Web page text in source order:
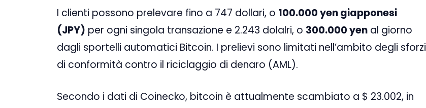
I clienti possono prelevare fino a 747 dollari, o 100.000 yen giapponesi
(JPY) per ogni singola transazione e 2.243 dolalri, o 300.000 yen al giorno
dagli sportelli automatici Bitcoin. I prelievi sono limitati nell’ambito degli sforzi
di conformità contro il riciclaggio di denaro (AML).
Secondo i dati di Coinecko, bitcoin è attualmente scambiato a $ 23.002, in